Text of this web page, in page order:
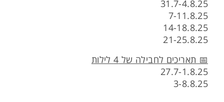
31.7-4.8.25
7-11.8.25
14-18.8.25
21-25.8.25
📅 תאריכים לחבילה של 4 לילות
27.7-1.8.25
3-8.8.25